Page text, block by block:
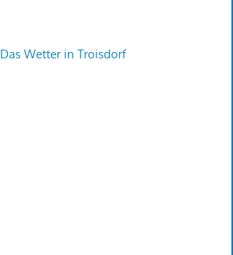
Das Wetter in Troisdorf